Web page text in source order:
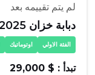
لم يتم تقييمه بعد
دبابة خزان 2025
الفئة الاولي اوتوماتيك
تبدأ : $ 29,000